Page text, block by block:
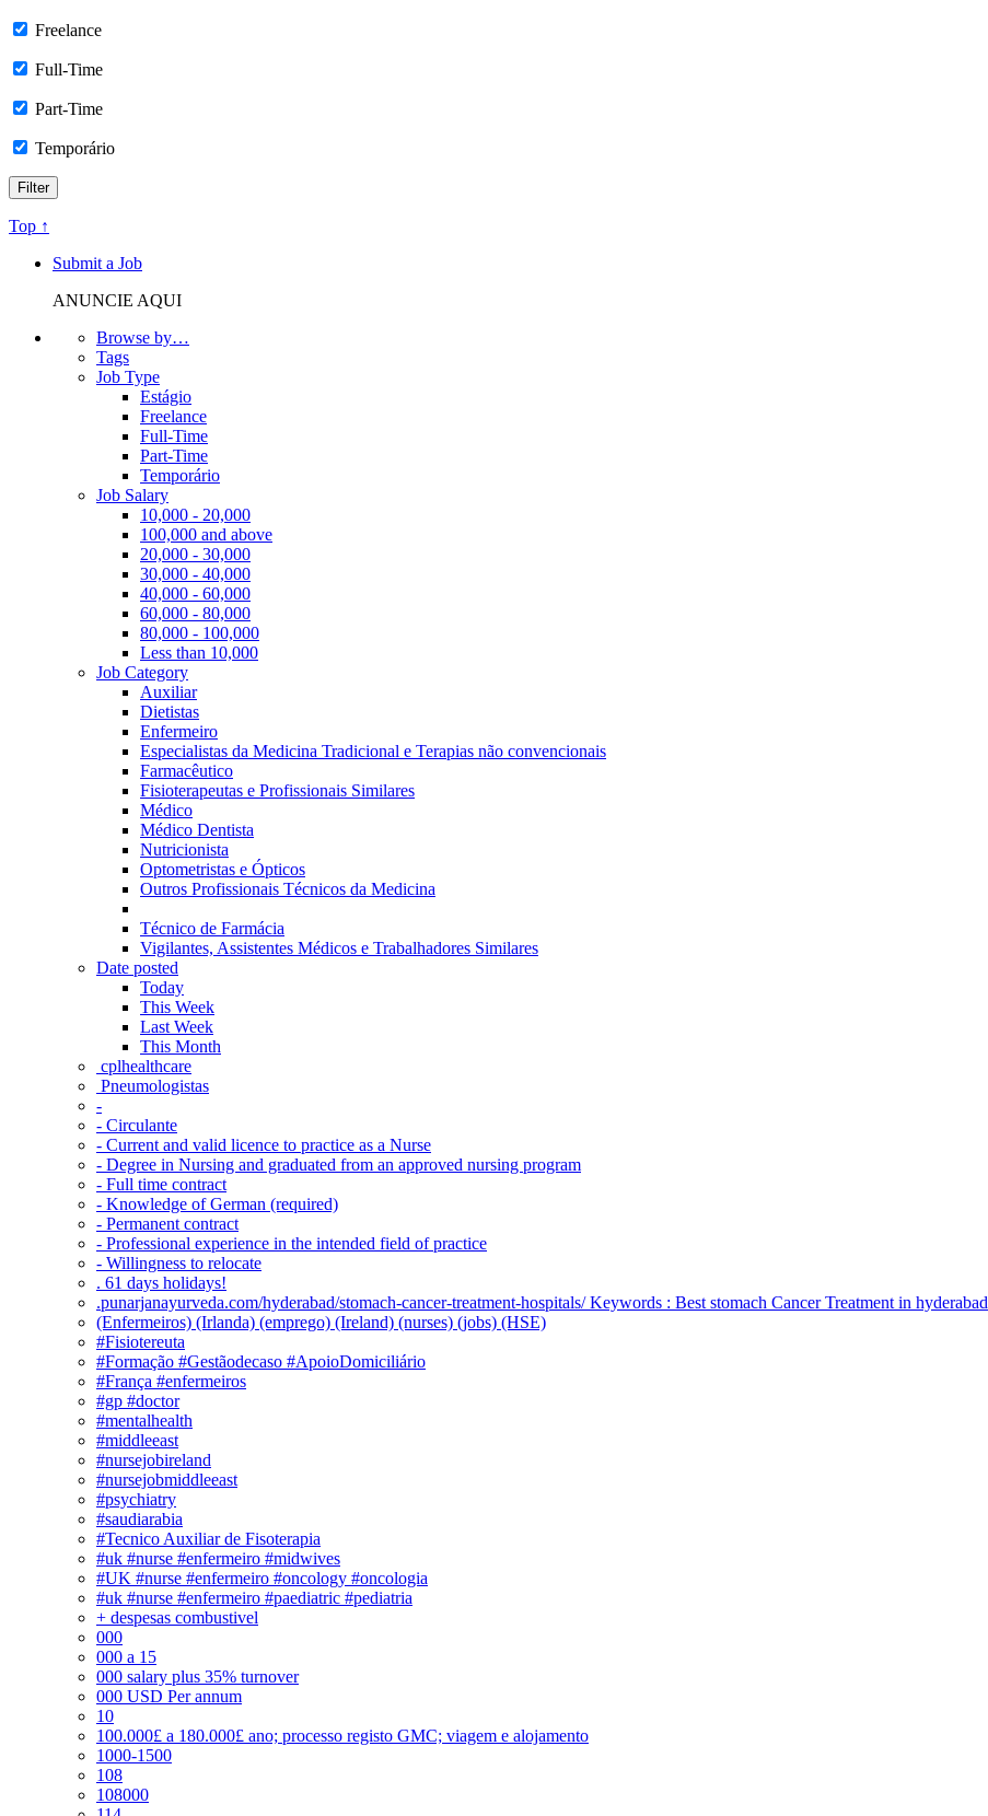
Freelance
Full-Time
Part-Time
Temporário
Top ↑
Submit a Job
ANUNCIE AQUI
Browse by…
Tags
Job Type
Estágio
Freelance
Full-Time
Part-Time
Temporário
Job Salary
10,000 - 20,000
100,000 and above
20,000 - 30,000
30,000 - 40,000
40,000 - 60,000
60,000 - 80,000
80,000 - 100,000
Less than 10,000
Job Category
Auxiliar
Dietistas
Enfermeiro
Especialistas da Medicina Tradicional e Terapias não convencionais
Farmacêutico
Fisioterapeutas e Profissionais Similares
Médico
Médico Dentista
Nutricionista
Optometristas e Ópticos
Outros Profissionais Técnicos da Medicina
Técnico de Farmácia
Vigilantes, Assistentes Médicos e Trabalhadores Similares
Date posted
Today
This Week
Last Week
This Month
‎ cplhealthcare‬
Pneumologistas
-
- Circulante
- Current and valid licence to practice as a Nurse
- Degree in Nursing and graduated from an approved nursing program
- Full time contract
- Knowledge of German (required)
- Permanent contract
- Professional experience in the intended field of practice
- Willingness to relocate
. 61 days holidays!
.punarjanayurveda.com/hyderabad/stomach-cancer-treatment-hospitals/ Keywords : Best stomach Cancer Treatment in hyderabad
(Enfermeiros) (Irlanda) (emprego) (Ireland) (nurses) (jobs) (HSE)
#Fisiotereuta
#Formação #Gestãodecaso #ApoioDomiciliário
#França #enfermeiros
#gp #doctor
#mentalhealth
#middleeast
#nursejobireland
#nursejobmiddleeast
#psychiatry
#saudiarabia
#Tecnico Auxiliar de Fisoterapia
#uk #nurse #enfermeiro #midwives
#UK #nurse #enfermeiro #oncology #oncologia
#uk #nurse #enfermeiro #paediatric #pediatria
+ despesas combustivel
000
000 a 15
000 salary plus 35% turnover
000 USD Per annum
10
100.000£ a 180.000£ ano; processo registo GMC; viagem e alojamento
1000-1500
108
108000